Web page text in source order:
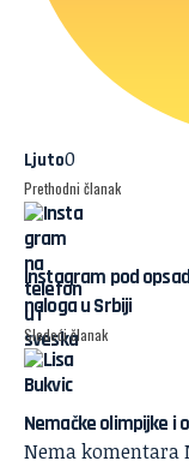
Ljuto0
Prethodni članak
Instagram pod
naloga u Srbiji
Sledeći članak
Nemačke olimpijke i
Nema komentara